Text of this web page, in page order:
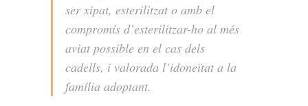
ser xipat, esterilitzat o amb el
compromís d’esterilitzar-ho al més
aviat possible en el cas dels
cadells, i valorada l’idoneïtat a la
família adoptant.